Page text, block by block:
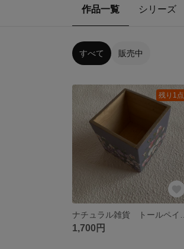
作品一覧 シリーズ
すべて 販売中
残り1点
1,700円